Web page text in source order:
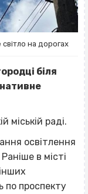
на дорогах
біля
міській раді.
освітлення
в місті
по проспекту